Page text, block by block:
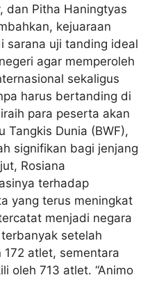
dan Pitha Haningtyas
kejuaraan
sarana uji tanding ideal
agar memperoleh
sekaligus
harus bertanding di
para peserta akan
Tangkis Dunia (BWF),
signifikan bagi jenjang
Rosiana
terhadap
yang terus meningkat
menjadi negara
setelah
172 atlet, sementara
oleh 713 atlet. “Animo